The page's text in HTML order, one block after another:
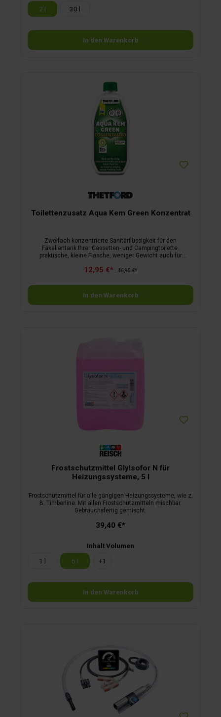
2 l
30 l
In den Warenkorb
Toilettenzusatz Aqua Kem Green Konzentrat
Zweifach konzentrierte Sanitärflüssigkeit für den
Fäkalientank Ihrer Cassetten- und Campingtoilette.
praktische, kleine Flasche, weniger Gewicht auch für
Thetford) 1 Dosis von 75 ml hält bis zu 4 Tage 1 Flasche = 10
12,95 €* 16,95 €*
In den Warenkorb
Frostschutzmittel Glylsofor N für
Heizungssysteme, 5 l
Frostschutzmittel für alle gängigen Heizungssysteme, wie z.
B. Timberline. Mit allen Frostschutzmitteln mischbar.
Gebrauchsfertig gemischt.
39,40 €*
Inhalt Volumen
1 l
5 l +1
In den Warenkorb